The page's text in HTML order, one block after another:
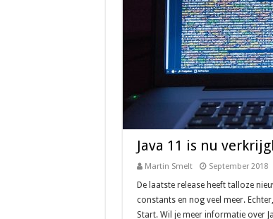
Java 11 is nu
Martin Smelt September 2018
De laatste release heeft talloze
constants en nog veel meer.
Start. Wil je meer informatie over